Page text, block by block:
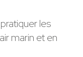
les
marin et en